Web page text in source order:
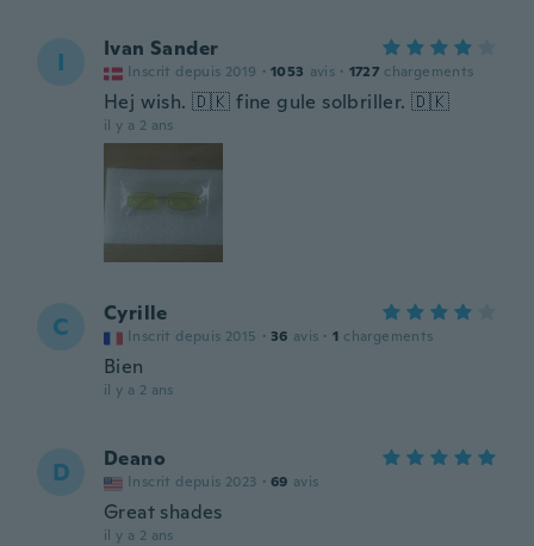
I Ivan Sander
Inscrit depuis 2019 · 1053 avis · 1727 chargements
Hej wish. 🇩🇰 fine gule solbriller. 🇩🇰
il y a 2 ans
C Cyrille
Inscrit depuis 2015 · 36 avis · 1 chargements
Bien
il y a 2 ans
D Deano
Inscrit depuis 2023 · 69 avis
Great shades
il y a 2 ans